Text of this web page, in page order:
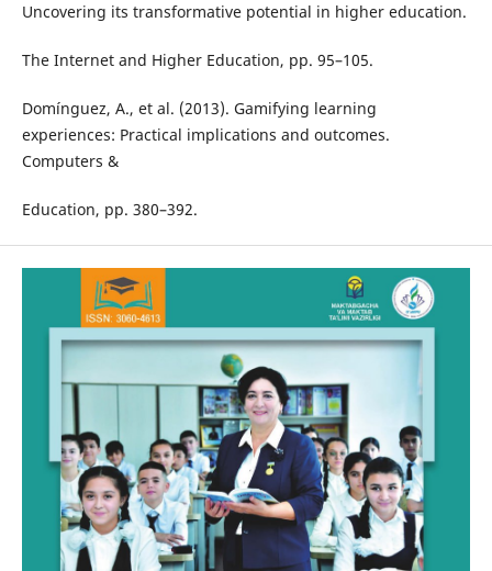
Uncovering its transformative potential in higher education.
The Internet and Higher Education, pp. 95–105.
Domínguez, A., et al. (2013). Gamifying learning
experiences: Practical implications and outcomes.
Computers &
Education, pp. 380–392.